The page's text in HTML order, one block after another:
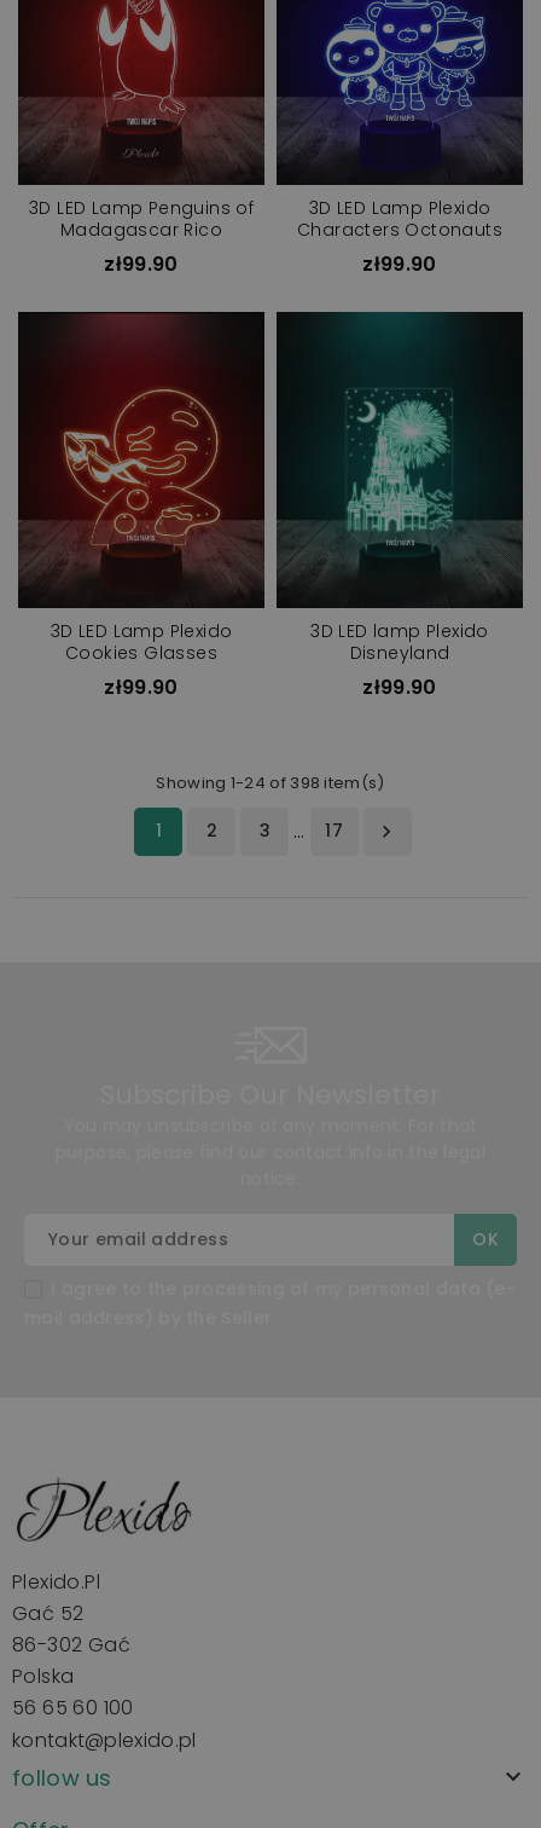
3D LED Lamp Penguins of
Madagascar Rico
zł99.90
3D LED Lamp Plexido
Characters Octonauts
zł99.90
3D LED Lamp Plexido
Cookies Glasses
zł99.90
3D LED lamp Plexido
Disneyland
zł99.90
Showing 1-24 of 398 item(s)
1 2 3 … 17 
Plexido.pl
Gać 52
86-302 Gać
Polska
56 65 60 100
kontakt@plexido.pl
follow us 